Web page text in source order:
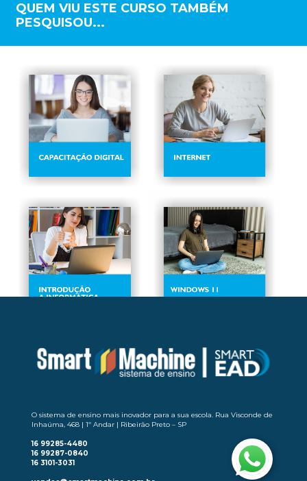
QUEM VIU ESTE CURSO TAMBÉM
PESQUISOU...
O sistema de ensino mais inovador para a sua escola. Rua Visconde de
Inhaúma, 468 | 1º Andar | Ribeirão Preto – SP
16 99285-4480
16 99287-0840
16 3101-3031